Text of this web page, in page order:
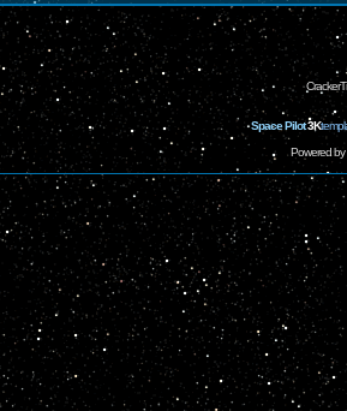
Space Pilot3K
Powered by